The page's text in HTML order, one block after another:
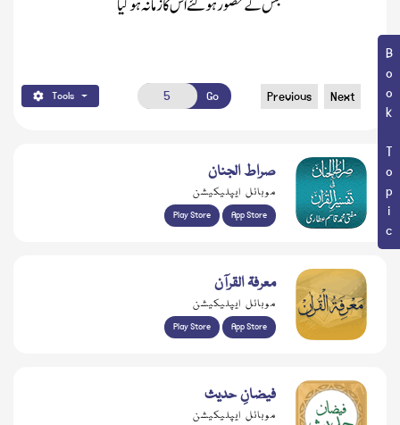
Book Topic
جس کے حضور ہوگئے اُس کا زمانہ ہوگیا
Tools Go Previous Next
صراط الجنان
موبائل ایپلیکیشن
Play Store App Store
معرفۃ القرآن
موبائل ایپلیکیشن
Play Store App Store
فیضانِ حدیث
موبائل ایپلیکیشن